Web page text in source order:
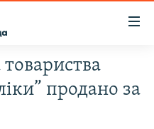
продано за